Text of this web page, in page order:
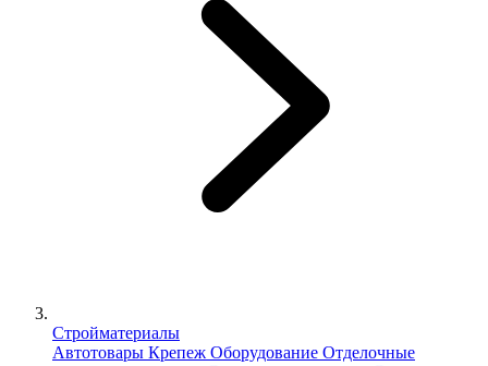
Стройматериалы
Автотовары Крепеж Оборудование Отделочные